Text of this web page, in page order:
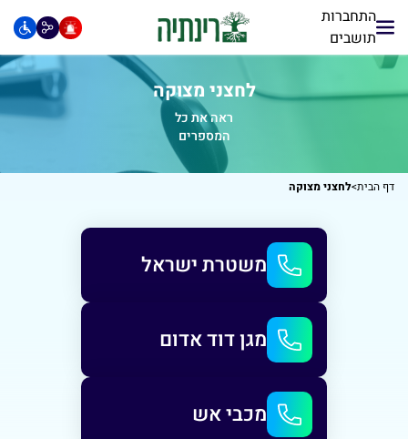
התחברות
תושבים
לחצני מצוקה
ראה את כל
המספרים
דף הבית>לחצני מצוקה
משטרת ישראל
מגן דוד אדום
מכבי אש